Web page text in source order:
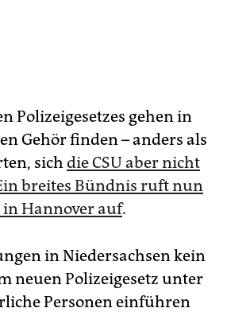
Polizeigesetzes gehen in
Gehör finden – anders als
sich die CSU aber nicht
breites Bündnis ruft nun
in Hannover auf.
in Niedersachsen kein
neuen Polizeigesetz unter
Personen einführen